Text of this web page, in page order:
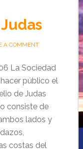
A COMMENT
La Sociedad
público el
de Judas
consiste de
lados y
costas del